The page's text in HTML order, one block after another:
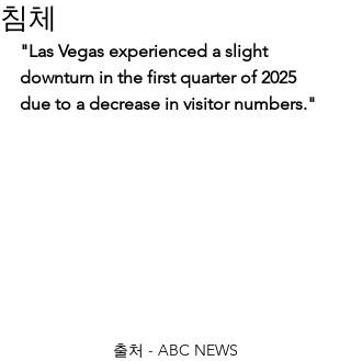
침체
"Las Vegas experienced a slight
downturn in the first quarter of 2025
due to a decrease in visitor numbers."
출처 - ABC NEWS